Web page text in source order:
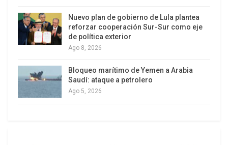
condición de comerciantes monopolistas y
usureros-prestamistas, para acumular una masa
de capital mercantil-usurario donde la riqueza
social fundamental se desarrollaba sobre la base
de la explotación de los esclavos y de la población
rural en condiciones económicas y sociales
Nuevo plan de gobierno de Lula plantea
reforzar cooperación Sur-Sur como eje
de política exterior
Ago 8, 2026
Bloqueo marítimo de Yemen a Arabia
Saudí: ataque a petrolero
Ago 5, 2026